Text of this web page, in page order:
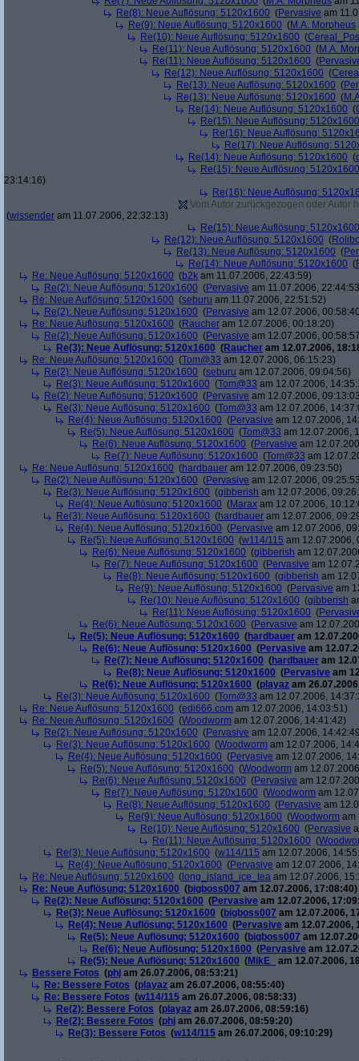
Re(8): Neue Auflösung: 5120x1600 (Pervasive am
Re(9): Neue Auflösung: 5120x1600 (M.A. Morpheus
Re(10): Neue Auflösung: 5120x1600 (
Re(11): Neue Auflösung: 5120x1600 (M.A.
Re(11): Neue Auflösung: 5120x1600 (
Re(12): Neue Auflösung: 5120x1600 (
Re(13): Neue Auflösung: 5120x1600 (
Re(13): Neue Auflösung: 5120x1600 (
Re(14): Neue Auflösung: 5120x1600 (
Re(15): Neue Auflösung: 5120x1600
Re(16): Neue Auflösung:
Re(17): Neue Auflösung:
Re(14): Neue Auflösung: 5120x1600 (
Re(15): Neue Auflösung: 5120x1600
23:14:16)
Re(16): Neue Auflösung:
Vom Autor zurückgezogen oder Autor
(wissender am 11.07.2006, 22:32:13)
Re(15): Neue Auflösung: 5120x1600
Re(12): Neue Auflösung: 5120x1600 (
Re(13): Neue Auflösung: 5120x1600 (
Re(14): Neue Auflösung: 5120x1600 (
Re: Neue Auflösung: 5120x1600 (b2k am 11.07.2006, 22:43:59)
Re(2): Neue Auflösung: 5120x1600 (Pervasive am 11.07.2006,
Re: Neue Auflösung: 5120x1600 (seburu am 11.07.2006, 22:51:52)
Re(2): Neue Auflösung: 5120x1600 (Pervasive am 12.07.2006,
Re: Neue Auflösung: 5120x1600 (Raucher am 12.07.2006, 00:18:20)
Re(2): Neue Auflösung: 5120x1600 (Pervasive am 12.07.2006,
Re(3): Neue Auflösung: 5120x1600 (Raucher am 12.07.2006,
Re: Neue Auflösung: 5120x1600 (Tom@33 am 12.07.2006, 06:15:23)
Re(2): Neue Auflösung: 5120x1600 (seburu am 12.07.2006, 09:04:56)
Re(3): Neue Auflösung: 5120x1600 (Tom@33 am 12.07.2006,
Re(2): Neue Auflösung: 5120x1600 (Pervasive am 12.07.2006,
Re(3): Neue Auflösung: 5120x1600 (Tom@33 am 12.07.2006,
Re(4): Neue Auflösung: 5120x1600 (Pervasive am 12.07.2006,
Re(5): Neue Auflösung: 5120x1600 (Tom@33 am 12.07.2006,
Re(6): Neue Auflösung: 5120x1600 (Pervasive am
Re(7): Neue Auflösung: 5120x1600 (Tom@33 am
Re: Neue Auflösung: 5120x1600 (hardbauer am 12.07.2006, 09:23:50)
Re(2): Neue Auflösung: 5120x1600 (Pervasive am 12.07.2006,
Re(3): Neue Auflösung: 5120x1600 (gibberish am 12.07.2006,
Re(4): Neue Auflösung: 5120x1600 (Marax am 12.07.2006,
Re(3): Neue Auflösung: 5120x1600 (hardbauer am 12.07.2006,
Re(4): Neue Auflösung: 5120x1600 (Pervasive am 12.07.2006,
Re(5): Neue Auflösung: 5120x1600 (w114/115 am 12.07.2006,
Re(6): Neue Auflösung: 5120x1600 (gibberish am
Re(7): Neue Auflösung: 5120x1600 (Pervasive am
Re(8): Neue Auflösung: 5120x1600 (gibberish am
Re(9): Neue Auflösung: 5120x1600 (Pervasive am
Re(10): Neue Auflösung: 5120x1600 (gibberish
Re(11): Neue Auflösung: 5120x1600 (
Re(6): Neue Auflösung: 5120x1600 (Pervasive am
Re(5): Neue Auflösung: 5120x1600 (hardbauer am
Re(6): Neue Auflösung: 5120x1600 (Pervasive am
Re(7): Neue Auflösung: 5120x1600 (hardbauer am
Re(8): Neue Auflösung: 5120x1600 (Pervasive am
Re(6): Neue Auflösung: 5120x1600 (playaz am
Re(3): Neue Auflösung: 5120x1600 (Tom@33 am 12.07.2006,
Re: Neue Auflösung: 5120x1600 (edi666.com am 12.07.2006, 14:03:51)
Re: Neue Auflösung: 5120x1600 (Woodworm am 12.07.2006, 14:41:42)
Re(2): Neue Auflösung: 5120x1600 (Pervasive am 12.07.2006,
Re(3): Neue Auflösung: 5120x1600 (Woodworm am 12.07.2006,
Re(4): Neue Auflösung: 5120x1600 (Pervasive am 12.07.2006,
Re(5): Neue Auflösung: 5120x1600 (Woodworm am
Re(6): Neue Auflösung: 5120x1600 (Pervasive am
Re(7): Neue Auflösung: 5120x1600 (Woodworm am
Re(8): Neue Auflösung: 5120x1600 (Pervasive am
Re(9): Neue Auflösung: 5120x1600 (Woodworm am
Re(10): Neue Auflösung: 5120x1600 (Pervasive
Re(11): Neue Auflösung: 5120x1600 (
Re(3): Neue Auflösung: 5120x1600 (w114/115 am 12.07.2006,
Re(4): Neue Auflösung: 5120x1600 (Pervasive am 12.07.2006,
Re: Neue Auflösung: 5120x1600 ( long_island_ice_tea am 12.07.2006,
Re: Neue Auflösung: 5120x1600 (bigboss007 am 12.07.2006, 17:08:40)
Re(2): Neue Auflösung: 5120x1600 (Pervasive am 12.07.2006,
Re(3): Neue Auflösung: 5120x1600 (bigboss007 am 12.07.2006,
Re(4): Neue Auflösung: 5120x1600 (Pervasive am 12.07.2006,
Re(5): Neue Auflösung: 5120x1600 (bigboss007 am
Re(6): Neue Auflösung: 5120x1600 (Pervasive am
Re(5): Neue Auflösung: 5120x1600 (MikE_
am 12.07.2006,
Bessere Fotos (phj am 26.07.2006, 08:53:21)
Re: Bessere Fotos (playaz am 26.07.2006, 08:55:40)
Re: Bessere Fotos (w114/115 am 26.07.2006, 08:58:33)
Re(2): Bessere Fotos (playaz am 26.07.2006, 08:59:16)
Re(2): Bessere Fotos (phj am 26.07.2006, 08:59:20)
Re(3): Bessere Fotos (w114/115 am 26.07.2006, 09:10:29)